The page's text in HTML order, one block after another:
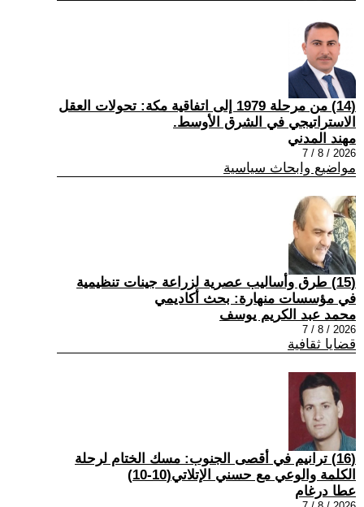
(14) من مرحلة 1979 إلى اتفاقية مكة: تحولات العقل
الاستراتيجي في الشرق الأوسط.
مهند المدني
2026 / 8 / 7
مواضيع وابحاث سياسية
(15) طرق وأساليب عصرية لزراعة جينات تنظيمية
في مؤسسات منهارة: بحث أكاديمي
محمد عبد الكريم يوسف
2026 / 8 / 7
قضايا ثقافية
(16) ترانيم في أقصى الجنوب: مسك الختام لرحلة
الكلمة والوعي مع حسني الإتلاتي(10-10)
عطا درغام